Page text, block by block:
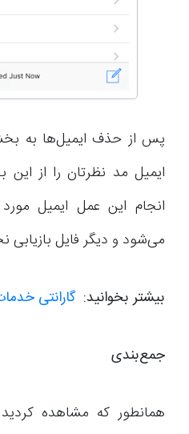
ایمیل مد نظرتان را از
انجام این عمل ایمیل
می‌شود و دیگر فایل بازیابی
بیشتر بخوانید:گارانتی
جمع‌بندی
همانطور که مشاهده